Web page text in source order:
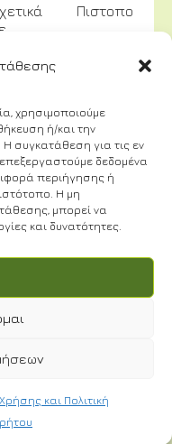
χρησιμοποιούμε
ή/και την
συγκατάθεση για τις εν
δεδομένα
περιήγησης ή
Η μη
μπορεί να
και δυνατότητες.
και Πολιτική
Απορρήτου
Πολιτική
Απορρήτου
τουςΌρους
| Designed by